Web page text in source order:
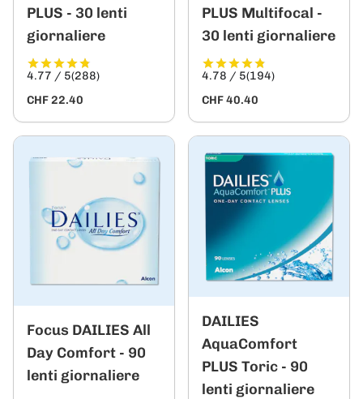
PLUS - 30 lenti
giornaliere
4.77 / 5(288)
CHF 22.40
PLUS Multifocal -
30 lenti giornaliere
4.78 / 5(194)
CHF 40.40
Focus DAILIES All
Day Comfort - 90
lenti giornaliere
DAILIES
AquaComfort
PLUS Toric - 90
lenti giornaliere